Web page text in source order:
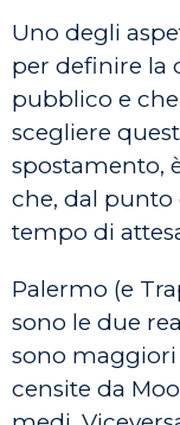
Uno degli
per definire la
pubblico e
scegliere
spostamento,
che, dal punto
tempo di
Palermo (e
sono le due
sono
censite da